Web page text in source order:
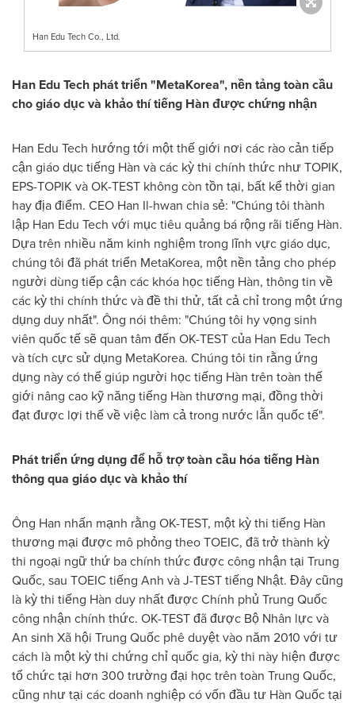
Han Edu Tech Co., Ltd.
Han Edu Tech phát triển "MetaKorea", nền tảng toàn cầu
cho giáo dục và khảo thí tiếng Hàn được chứng nhận
Han Edu Tech hướng tới một thế giới nơi các rào cản tiếp
cận giáo dục tiếng Hàn và các kỳ thi chính thức như TOPIK,
EPS-TOPIK và OK-TEST không còn tồn tại, bất kể thời gian
hay địa điểm. CEO Han Il-hwan chia sẻ: "Chúng tôi thành
lập Han Edu Tech với mục tiêu quảng bá rộng rãi tiếng Hàn.
Dựa trên nhiều năm kinh nghiệm trong lĩnh vực giáo dục,
chúng tôi đã phát triển MetaKorea, một nền tảng cho phép
người dùng tiếp cận các khóa học tiếng Hàn, thông tin về
các kỳ thi chính thức và đề thi thử, tất cả chỉ trong một ứng
dụng duy nhất". Ông nói thêm: "Chúng tôi hy vọng sinh
viên quốc tế sẽ quan tâm đến OK-TEST của Han Edu Tech
và tích cực sử dụng MetaKorea. Chúng tôi tin rằng ứng
dụng này có thể giúp người học tiếng Hàn trên toàn thế
giới nâng cao kỹ năng tiếng Hàn thương mại, đồng thời
đạt được lợi thế về việc làm cả trong nước lẫn quốc tế".
Phát triển ứng dụng để hỗ trợ toàn cầu hóa tiếng Hàn
thông qua giáo dục và khảo thí
Ông Han nhấn mạnh rằng OK-TEST, một kỳ thi tiếng Hàn
thương mại được mô phỏng theo TOEIC, đã trở thành kỳ
thi ngoại ngữ thứ ba chính thức được công nhận tại Trung
Quốc, sau TOEIC tiếng Anh và J-TEST tiếng Nhật. Đây cũng
là kỳ thi tiếng Hàn duy nhất được Chính phủ Trung Quốc
công nhận chính thức. OK-TEST đã được Bộ Nhân lực và
An sinh Xã hội Trung Quốc phê duyệt vào năm 2010 với tư
cách là một kỳ thi chứng chỉ quốc gia, kỳ thi này hiện được
tổ chức tại hơn 300 trường đại học trên toàn Trung Quốc,
cũng như tại các doanh nghiệp có vốn đầu tư Hàn Quốc tại